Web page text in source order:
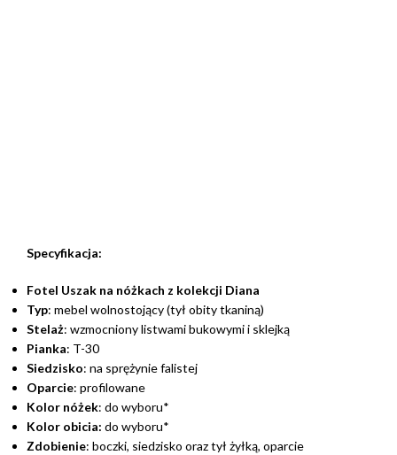
Specyfikacja:
Fotel Uszak na nóżkach z kolekcji Diana
Typ: mebel wolnostojący (tył obity tkaniną)
Stelaż: wzmocniony listwami bukowymi i sklejką
Pianka: T-30
Siedzisko: na sprężynie falistej
Oparcie: profilowane
Kolor nóżek: do wyboru*
Kolor obicia: do wyboru*
Zdobienie: boczki, siedzisko oraz tył żyłką, oparcie